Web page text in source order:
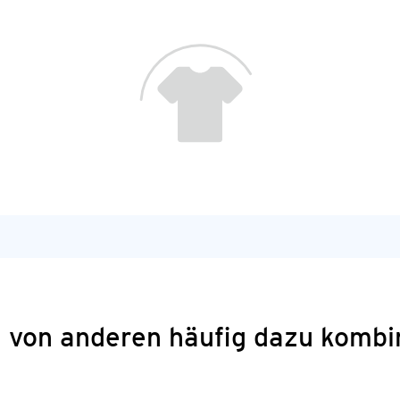
von anderen häufig dazu